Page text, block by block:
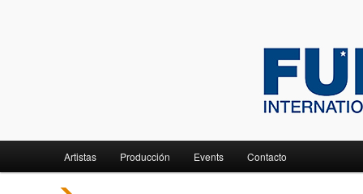
Main menu Skip to primary content
Artistas Producción Events Contacto